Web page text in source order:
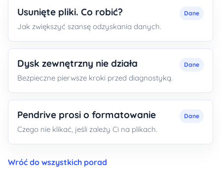
Usunięte pliki. Co robić?
Jak zwiększyć szansę odzyskania danych.
Dane
Dysk zewnętrzny nie działa
Bezpieczne pierwsze kroki przed diagnostyką.
Dane
Pendrive prosi o formatowanie
Czego nie klikać, jeśli zależy Ci na plikach.
Dane
Wróć do wszystkich porad